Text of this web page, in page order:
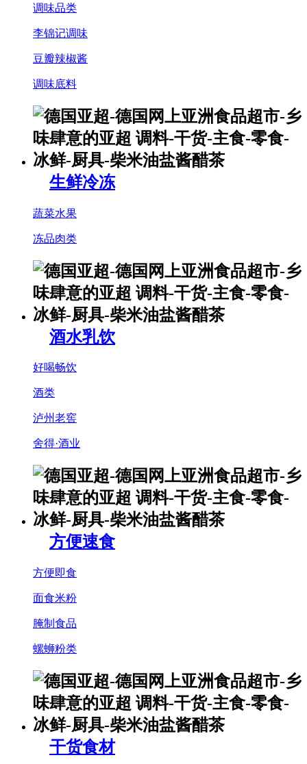
调味品类
李锦记调味
豆瓣辣椒酱
调味底料
生鲜冷冻
蔬菜水果
冻品肉类
酒水乳饮
好喝畅饮
酒类
泸州老窖
舍得·酒业
方便速食
方便即食
面食米粉
腌制食品
螺蛳粉类
干货食材